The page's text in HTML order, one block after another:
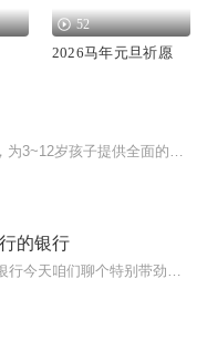
52
2026马年元旦祈愿
的银行